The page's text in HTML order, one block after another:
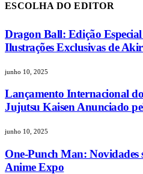
ESCOLHA DO EDITOR
Dragon Ball: Edição
Ilustrações Exclusivas de
junho 10, 2025
Lançamento Internacional
Jujutsu Kaisen Anunciado
junho 10, 2025
One-Punch Man: Novidades
Anime Expo